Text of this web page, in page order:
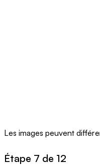
Les images peuvent
Étape 7 de 12